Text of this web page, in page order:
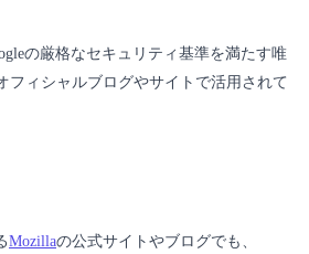
の厳格なセキュリティ基準を満たす唯
フィシャルブログやサイトで活用されて
Mozillaの公式サイトやブログでも、